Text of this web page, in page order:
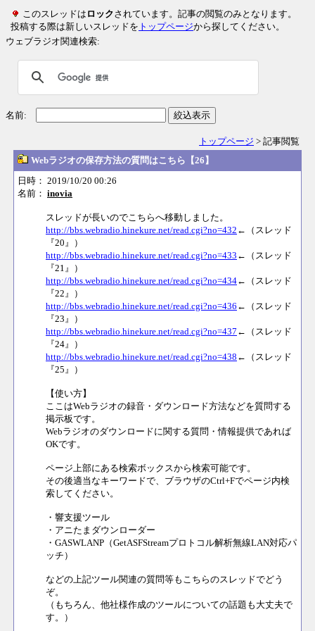
このスレッドは ロックされています。記事の閲覧のみとなります。
投稿する際は新しいスレッドを トップページから探してください。
ウェブラジオ関連検索:
名前: 絞込表示
トップページ > 記事閲覧
Webラジオの保存方法の質問はこちら【26】
日時： 2019/10/20 00:26
名前： inovia
スレッドが長いのでこちらへ移動しました。
http://bbs.webradio.hinekure.net/read.cgi?no=432 ←（スレッド
『20』）
http://bbs.webradio.hinekure.net/read.cgi?no=433 ←（スレッド
『21』）
http://bbs.webradio.hinekure.net/read.cgi?no=434←（スレッド
『22』）
http://bbs.webradio.hinekure.net/read.cgi?no=436 ←（スレッド
『23』）
http://bbs.webradio.hinekure.net/read.cgi?no=437 ←（スレッド
『24』）
http://bbs.webradio.hinekure.net/read.cgi?no=438 ←（スレッド
『25』）
【使い方】
ここはWebラジオの録音・ダウンロード方法などを質問する
掲示板です。
Webラジオのダウンロードに関する質問・情報提供であれば
OKです。
ページ上部にある検索ボックスから検索可能です。
その後適当なキーワードで、ブラウザのCtrl+Fでページ内検
索してください。
・響支援ツール
・アニたまダウンローダー
・GASWLANP（GetASFStreamプロトコル解析無線LAN対応パ
ッチ）
などの上記ツール関連の質問等もこちらのスレッドでどう
ぞ。
（もちろん、他社様作成のツールについての話題も大丈夫で
す。）